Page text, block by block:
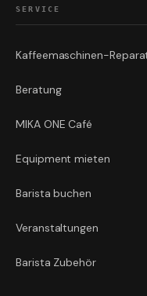
SERVICE
Kaffeemaschinen-
Beratung
MIKA ONE Café
Equipment mieten
Barista buchen
Veranstaltungen
Barista Zubehör